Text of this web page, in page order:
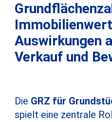
Auswirkungen
Verkauf und
Die GRZ für
spielt eine zentrale